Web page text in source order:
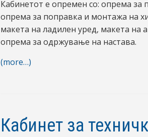
Кабинетот е опремен со: опрема
опрема за поправка и монтажа на
макета на ладилен уред, макета на
опрема за одржување на настава.
(more…)
Кабинет за